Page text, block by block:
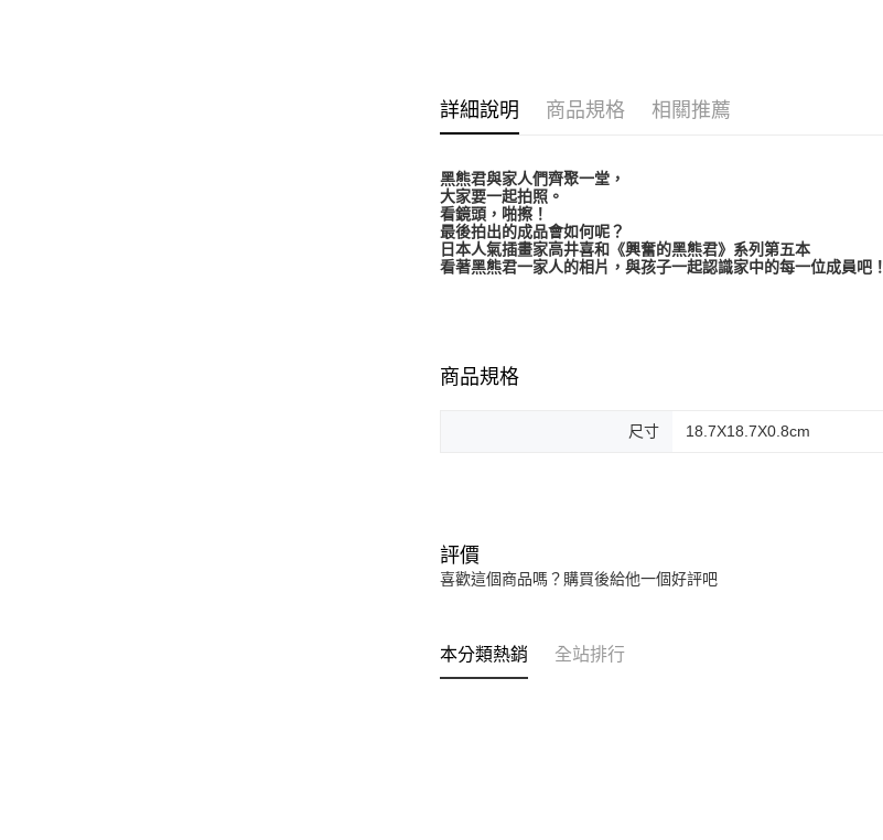
詳細說明 商品規格 相關推薦
黑熊君與家人們齊聚一堂，
大家要一起拍照。
看鏡頭，啪擦！
最後拍出的成品會如何呢？
日本人氣插畫家高井喜和《興奮的黑熊君》系列第五本
看著黑熊君一家人的相片，與孩子一起認識家中的每一位成員吧！
商品規格
尺寸 18.7X18.7X0.8cm
評價
喜歡這個商品嗎？購買後給他一個好評吧
本分類熱銷 全站排行